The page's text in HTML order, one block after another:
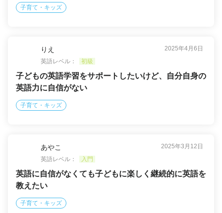
子育て・キッズ
りえ
2025年4月6日
英語レベル：
初級
子どもの英語学習をサポートしたいけど、自分自身の
英語力に自信がない
子育て・キッズ
あやこ
2025年3月12日
英語レベル：
入門
英語に自信がなくても子どもに楽しく継続的に英語を
教えたい
子育て・キッズ